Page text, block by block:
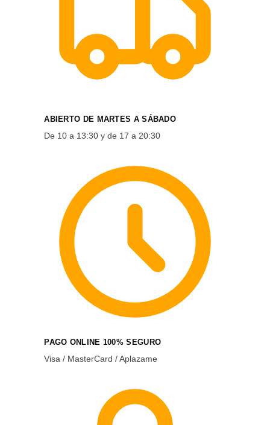
ABIERTO DE MARTES A SÁBADO
De 10 a 13:30 y de 17 a 20:30
PAGO ONLINE 100% SEGURO
Visa / MasterCard / Aplazame